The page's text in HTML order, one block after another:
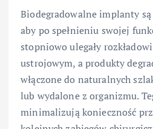
Biodegradowalne implanty
aby po spełnieniu swojej
stopniowo ulegały
ustrojowym, a produkty
włączone do naturalnych
lub wydalone z organizmu.
minimalizują konieczność